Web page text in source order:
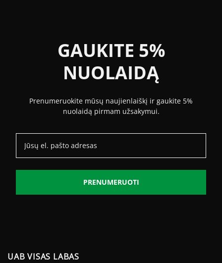
GAUKITE 5%
NUOLAIDĄ
Prenumeruokite mūsų naujienlaiškį ir gaukite 5%
nuolaidą pirmam užsakymui.
PRENUMERUOTI
UAB VISAS LABAS